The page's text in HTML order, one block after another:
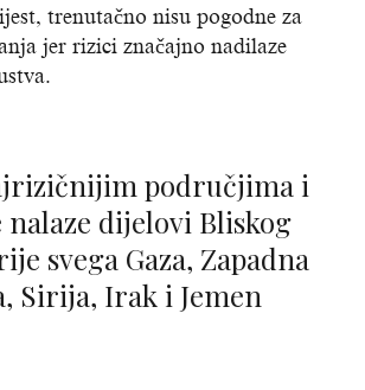
trenutačno nisu pogodne za
jer rizici značajno nadilaze
nalaze dijelovi Bliskog
svega Gaza, Zapadna
Sirija, Irak i Jemen